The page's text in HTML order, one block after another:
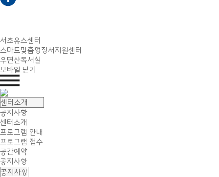
서초유스센터
스마트맞춤형정서지원센터
우면산독서실
모바일 닫기
공지사항
센터소개
프로그램 안내
프로그램 접수
공간예약
공지사항